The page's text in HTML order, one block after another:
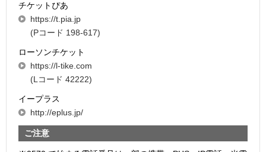
チケットぴあ
https://t.pia.jp
(Pコード 198-617)
ローソンチケット
https://l-tike.com
(Lコード 42222)
イープラス
http://eplus.jp/
ご注意